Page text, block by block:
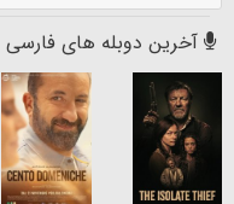
آخرین دوبله های فارسی